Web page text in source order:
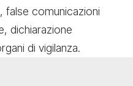
false comunicazioni
dichiarazione
di vigilanza.